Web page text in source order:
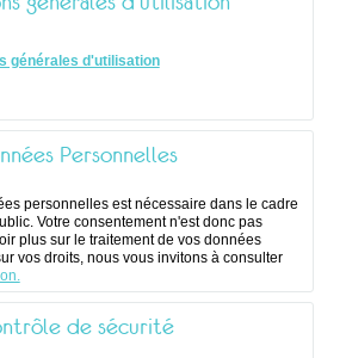
générales d'utilisation
Personnelles
personnelles est nécessaire dans le cadre
Votre consentement n'est donc pas
plus sur le traitement de vos données
vos droits, nous vous invitons à consulter
de sécurité